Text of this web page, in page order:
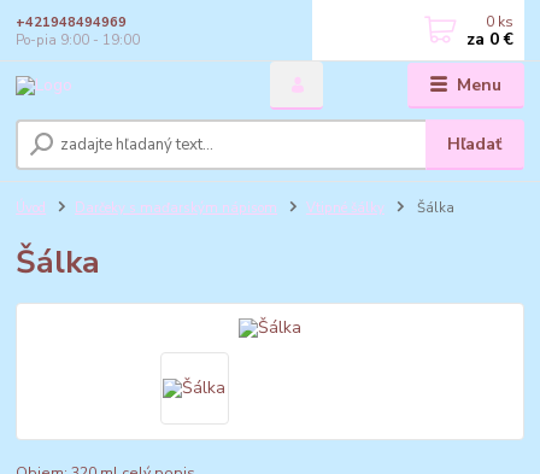
Menu
Hľadať
+421948494969
Po-pia 9:00 - 19:00
0 ks
za 0 €
Úvod Darčeky s maďarským nápisom Vtipné šálky Šálka
Šálka